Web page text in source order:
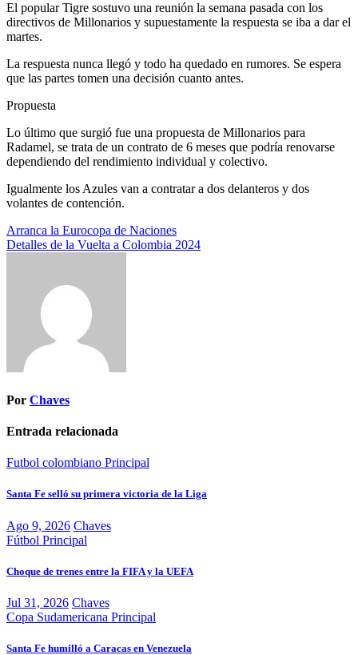
El popular Tigre sostuvo una reunión la semana pasada con los
directivos de Millonarios y supuestamente la respuesta se iba a dar el
martes.
La respuesta nunca llegó y todo ha quedado en rumores. Se espera
que las partes tomen una decisión cuanto antes.
Propuesta
Lo último que surgió fue una propuesta de Millonarios para
Radamel, se trata de un contrato de 6 meses que podría renovarse
dependiendo del rendimiento individual y colectivo.
Igualmente los Azules van a contratar a dos delanteros y dos
volantes de contención.
Navegación
de
Arranca la Eurocopa de Naciones
Detalles de la Vuelta a Colombia 2024
Por Chaves
Entrada relacionada
Futbol colombiano Principal
Santa Fe selló su primera victoria de la Liga
Ago 9, 2026 Chaves
Fútbol Principal
Choque de trenes entre la FIFA y la UEFA
Jul 31, 2026 Chaves
Copa Sudamericana Principal
Santa Fe humilló a Caracas en Venezuela